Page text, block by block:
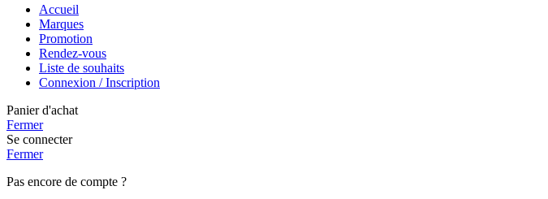
Accueil
Marques
Promotion
Rendez-vous
Liste de souhaits
Connexion / Inscription
Panier d'achat
Fermer
Se connecter
Fermer
Pas encore de compte ?